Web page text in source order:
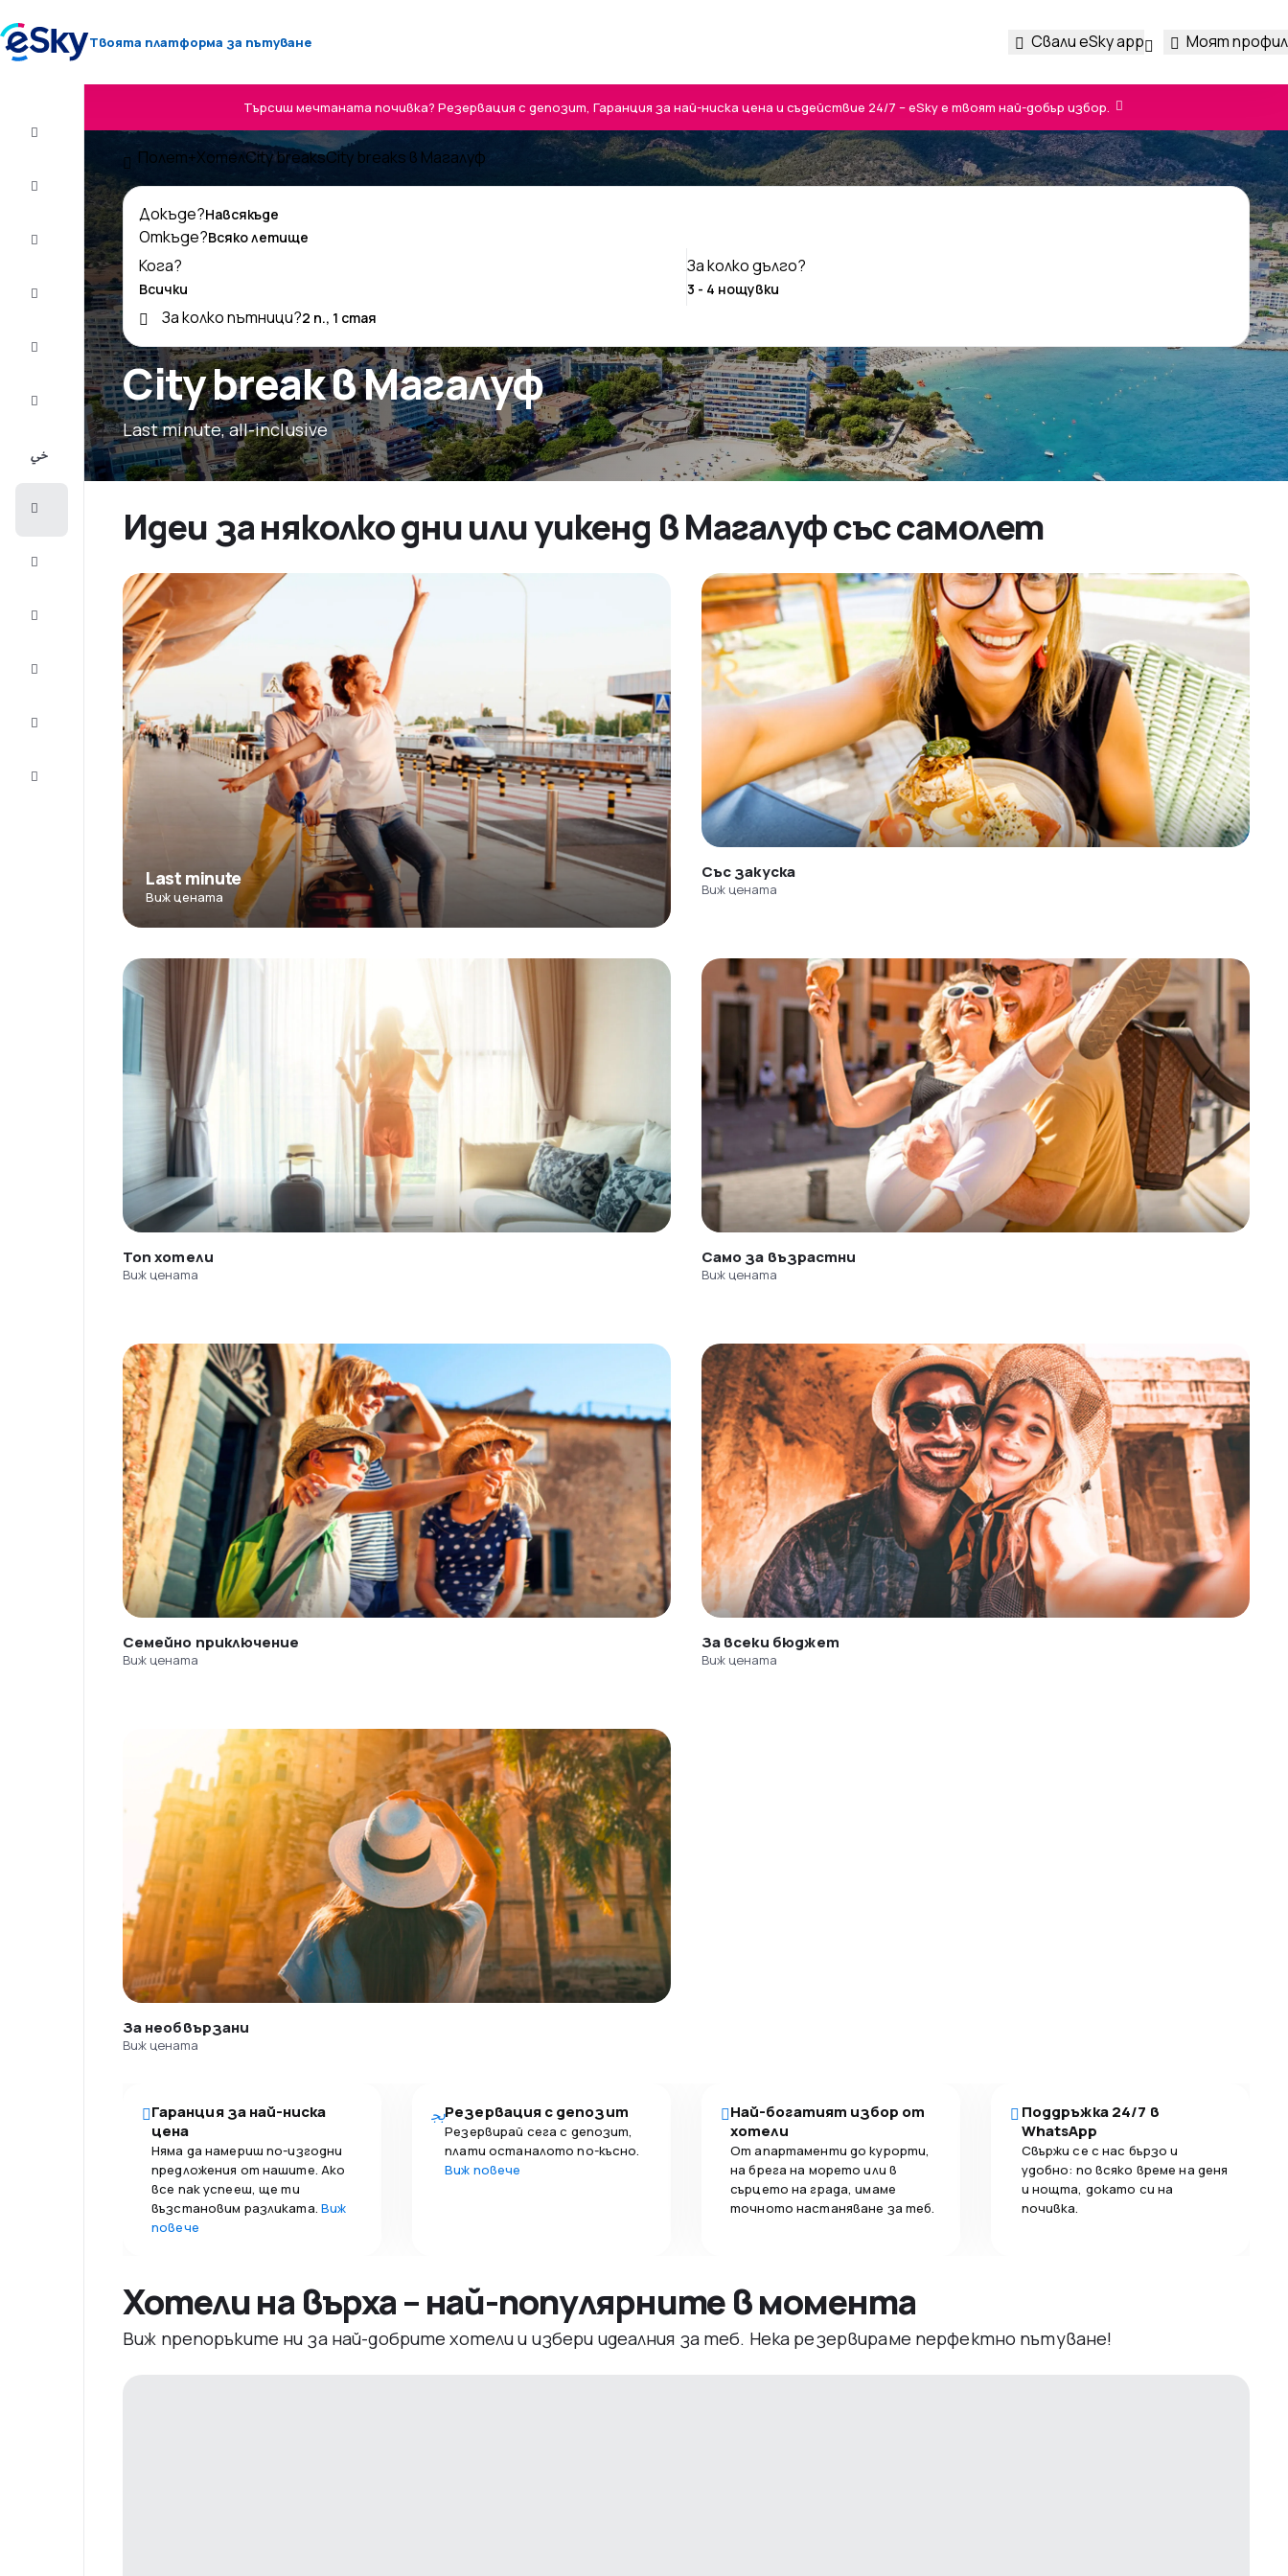
Твоята платформа за пътуване Свали eSky app Моят профил
Полет+Хотел
Самолетни
2026/27
inclusive
Търсиш мечтаната почивка? Резервация с депозит, Гаранция за най-ниска цена и съдействие 24/7 – eSky е твоят най-добър избор.
Полет+ХотелCity breaksCity breaks в Магалуф
City break в Магалуф
Last minute, all-inclusive
Докъде?
Откъде?
Кога?
За колко дълго?
За колко пътници?
Идеи за няколко дни или уикенд в Магалуф със самолет
Last minute
Виж цената
Със закуска
Виж цената
Топ хотели
Виж цената
Само за възрастни
Виж цената
Семейно приключение
Виж цената
За всеки бюджет
Виж цената
За необвързани
Виж цената
Гаранция за най-ниска
цена
Няма да намериш по-изгодни
предложения от нашите. Ако
все пак успееш, ще ти
възстановим разликата. Виж
повече
Резервация с депозит
Резервирай сега с депозит,
плати останалото по-късно.
Виж повече
Най-богатият избор от
хотели
От апартаменти до курорти,
на брега на морето или в
сърцето на града, имаме
точното настаняване за теб.
Поддръжка 24/7 в
WhatsApp
Свържи се с нас бързо и
удобно: по всяко време на деня
и нощта, докато си на
почивка.
Хотели на върха – най-популярните в момента
Виж препоръките ни за най-добрите хотели и избери идеалния за теб. Нека резервираме перфектно пътуване!